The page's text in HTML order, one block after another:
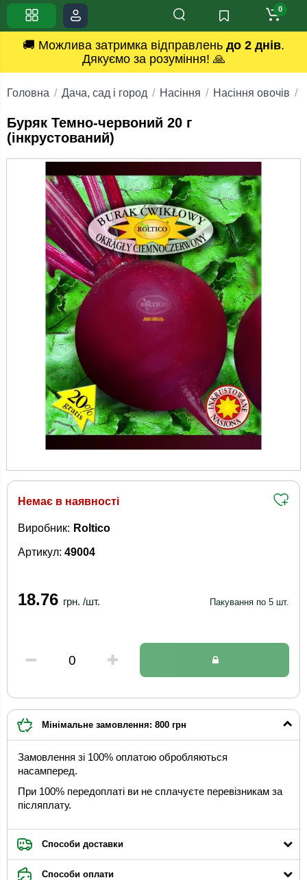
🚚 Можлива затримка відправлень до 2 днів.
Дякуємо за розуміння! 🙏
0
Головна Дача, сад і город Насіння Насіння овочів
Буряк Темно-червоний 20 г
(інкрустований)
Немає в наявності
Артикул: 49004
Виробник: Roltico
18.76 грн. /шт. Пакування по 5 шт.
Мінімальне замовлення: 800 грн
Замовлення зі 100% оплатою обробляються
насамперед.
При 100% передоплаті ви не сплачуєте перевізникам за
післяплату.
Способи доставки
Способи оплати